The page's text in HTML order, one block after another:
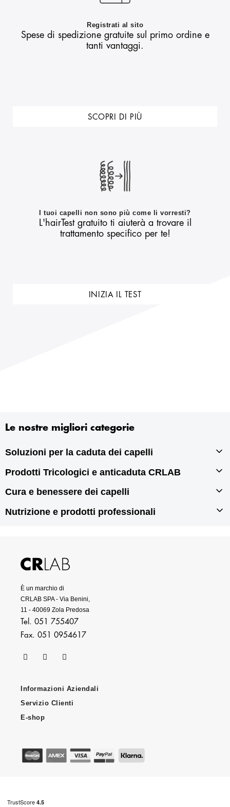
Registrati al sito
Spese di spedizione gratuite sul primo ordine e
tanti vantaggi.
SCOPRI DI PIÙ
I tuoi capelli non sono più come li vorresti?
L'hairTest gratuito ti aiuterà a trovare il
trattamento specifico per te!
INIZIA IL TEST
Le nostre migliori categorie
Soluzioni per la caduta dei capelli
Infoltimento capelli
Prodotti Tricologici e anticaduta CRLAB
Prodotti tricologici
Cura e benessere dei capelli
Prodotti per doppie punte
Nutrizione e prodotti professionali
Prodotti professionali per capelli
È un marchio di
CRLAB SPA - Via Benini,
11 - 40069 Zola Predosa
Tel. 051 755407
Fax. 051 0954617
Informazioni Aziendali
Servizio Clienti
E-shop